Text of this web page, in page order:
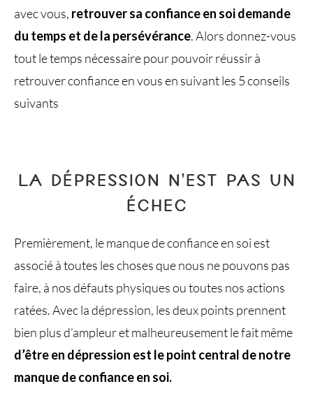
avec vous, retrouver sa confiance en soi demande
du temps et de la persévérance. Alors donnez-vous
tout le temps nécessaire pour pouvoir réussir à
retrouver confiance en vous en suivant les 5 conseils
suivants
LA DÉPRESSION N’EST PAS UN
ÉCHEC
Premièrement, le manque de confiance en soi est
associé à toutes les choses que nous ne pouvons pas
faire, à nos défauts physiques ou toutes nos actions
ratées. Avec la dépression, les deux points prennent
bien plus d’ampleur et malheureusement le fait même
d’être en dépression est le point central de notre
manque de confiance en soi.